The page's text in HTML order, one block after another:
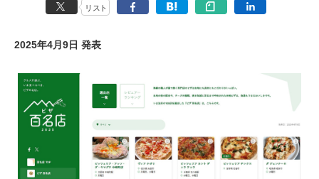
リスト
2025年4月9日 発表